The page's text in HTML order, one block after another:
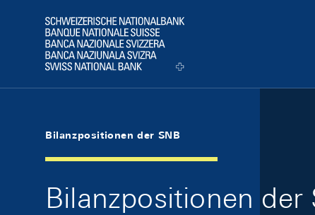
Logo
Bilanzpositionen der SNB
Bilanzpositionen